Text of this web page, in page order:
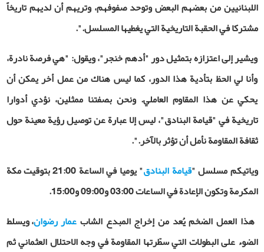
اللبنانيين من بعضهم البعض وتوحد صفوفهم، وتريهم أن لديهم تاريخاً
مشتركا في الحقبة التاريخية التي يغطيها المسلسل.".
ويشير إلى اعتزازه بتمثيل دور "أدهم خنجر"، ويقول: "هي فرصة نادرة،
وأنا لي الحظ بتأدية هذا الدور، كما ليس هناك من عمل أخر يمكن أن
يحكي عن هذا المقاوم العاملي. ونحن بصفتنا ممثلين، نؤدي أدوارا
تاريخية في "قيامة البنادق"، ليس إلا عبارة عن توصيل رؤية معينة حول
ثقافة المقاومة نأمل أن تؤثر بالآخر.".
وياتيكم مسلسل "قيامة البنادق
" يوميا في الساعة 21:00 بتوقيت مكة
المكرمة وتكون الإعادة في الساعات 03:00 و09:00 و15:00.
هذا العمل الضخم يُعد من إخراج المبدع الشابعمار رضوان، ويسلط
الضوء على البطولات التي سطّرتها المقاومة في وجه الاحتلال العثماني ثم